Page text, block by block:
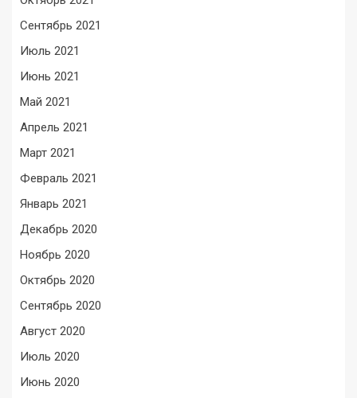
Сентябрь 2021
Июль 2021
Июнь 2021
Май 2021
Апрель 2021
Март 2021
Февраль 2021
Январь 2021
Декабрь 2020
Ноябрь 2020
Октябрь 2020
Сентябрь 2020
Август 2020
Июль 2020
Июнь 2020